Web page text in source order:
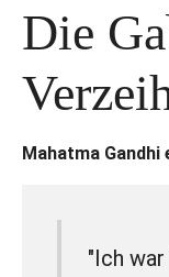
Die
Mahatma Gandhi
"Ich